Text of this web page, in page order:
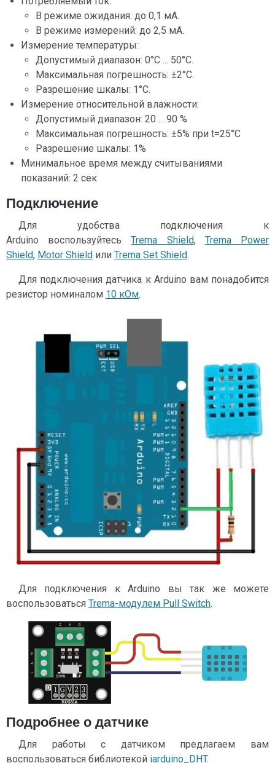
В режиме ожидания: до 0,1 мА.
В режиме измерений: до 2,5 мА.
Измерение температуры:
Допустимый диапазон: 0°C ... 50°C.
Максимальная погрешность: ±2°C.
Разрешение шкалы: 1°C.
Измерение относительной влажности:
Допустимый диапазон: 20 ... 90 %
Максимальная погрешность: ±5% при t=25°C
Разрешение шкалы: 1%
Минимальное время между считываниями
показаний: 2 сек
Подключение
Для удобства подключения к
Arduino воспользуйтесьTrema Shield, Trema Power
Shield, Motor Shield или Trema Set Shield.
Для подключения датчика к Arduino вам понадобится
резистор номиналом 10 кОм.
Для подключения к Arduino вы так же можете
воспользоваться Trema-модулем Pull Switch.
Подробнее о датчике
Для работы с датчиком предлагаем вам
воспользоваться библиотекой iarduino_DHT.